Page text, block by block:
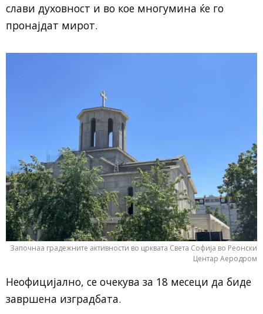
слави духовност и во кое многумина ќе го
пронајдат мирот.
Започнаа градежните активности во црквата Света Софија во Реонски
Центар Аеродром
Неофицијално, се очекува за 18 месеци да биде
завршена изградбата.